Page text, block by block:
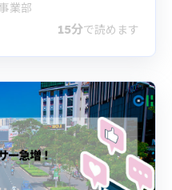
業部
15分で読めます